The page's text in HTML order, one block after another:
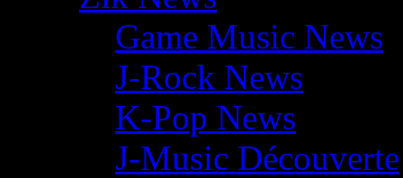
Game Music News
J-Rock News
K-Pop News
J-Music Découverte